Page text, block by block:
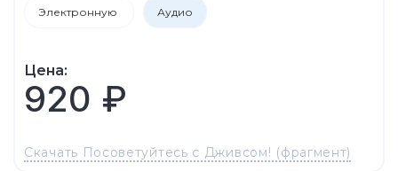
Электронную Аудио
Цена:
920 ₽
Скачать Посоветуйтесь с Дживсом! (фрагмент)